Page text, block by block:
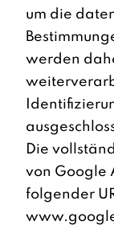
um die
werden
Die
von Google
folgender